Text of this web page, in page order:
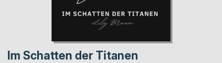
Im Schatten der Titanen